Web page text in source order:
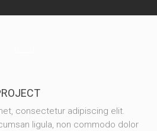
consectetur adipiscing elit.
ligula, non commodo dolor